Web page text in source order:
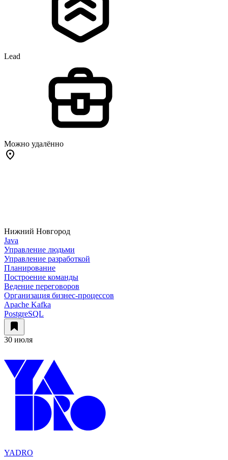
Lead
Можно удалённо
Нижний Новгород
Java
Управление людьми
Управление разработкой
Планирование
Построение команды
Ведение переговоров
Организация бизнес-процессов
Apache Kafka
PostgreSQL
30 июля
YADRO